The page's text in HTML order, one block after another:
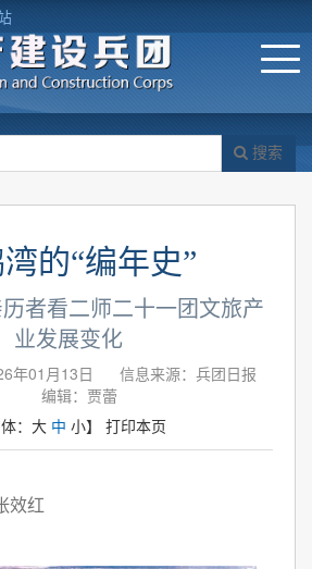
搜索
的“编年史”
者看二师二十一团文旅产
业发展变化
年01月13日
信息来源：兵团日报
编辑：贾蕾
： 大 中 小】 打印本页
效红